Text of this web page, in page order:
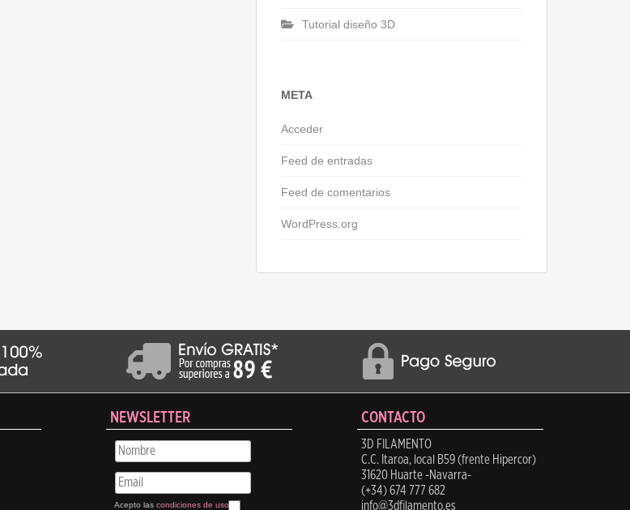
Tutorial diseño 3D
META
Acceder
Feed de entradas
Feed de comentarios
WordPress.org
NEWSLETTER
Acepto las condiciones de uso
CONTACTO
3D FILAMENTO
C.C. Itaroa, local B59 (frente Hipercor)
31620 Huarte -Navarra-
(+34) 674 777 682
info@3dfilamento.es